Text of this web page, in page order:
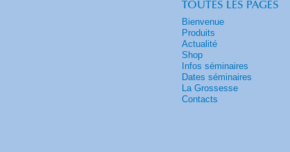
TOUTES LES PAGES
Bienvenue
Produits
Actualité
Shop
Infos séminaires
Dates séminaires
La Grossesse
Contacts